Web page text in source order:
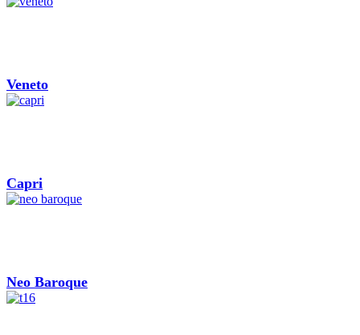
Veneto
Capri
Neo Baroque